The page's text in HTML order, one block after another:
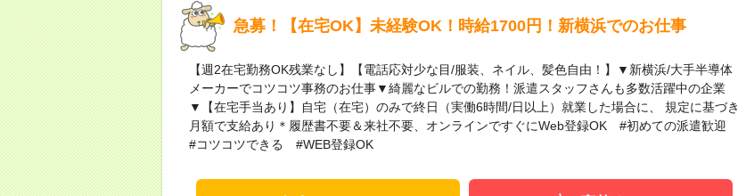
急募！【在宅OK】未経験OK！時給1700円！新横浜でのお仕事
【週2在宅勤務OK残業なし】【電話応対少な目/服装、ネイル、髪色自由！】▼新横浜/大手半導体
メーカーでコツコツ事務のお仕事▼綺麗なビルでの勤務！派遣スタッフさんも多数活躍中の企業
▼【在宅手当あり】自宅（在宅）のみで終日（実働6時間/日以上）就業した場合に、 規定に基づき
月額で支給あり＊履歴書不要＆来社不要、オンラインですぐにWeb登録OK #初めての派遣歓迎
#コツコツできる #WEB登録OK